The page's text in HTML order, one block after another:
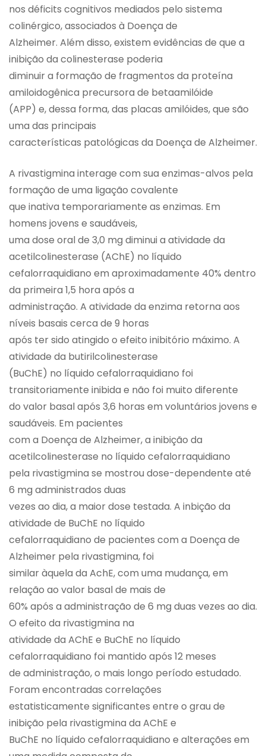
nos déficits cognitivos mediados pelo sistema
colinérgico, associados à Doença de
Alzheimer. Além disso, existem evidências de que a
inibição da colinesterase poderia
diminuir a formação de fragmentos da proteína
amiloidogênica precursora de betaamilóide
(APP) e, dessa forma, das placas amilóides, que são
uma das principais
características patológicas da Doença de Alzheimer.
A rivastigmina interage com sua enzimas-alvos pela
formação de uma ligação covalente
que inativa temporariamente as enzimas. Em
homens jovens e saudáveis,
uma dose oral de 3,0 mg diminui a atividade da
acetilcolinesterase (AChE) no líquido
cefalorraquidiano em aproximadamente 40% dentro
da primeira 1,5 hora após a
administração. A atividade da enzima retorna aos
níveis basais cerca de 9 horas
após ter sido atingido o efeito inibitório máximo. A
atividade da butirilcolinesterase
(BuChE) no líquido cefalorraquidiano foi
transitoriamente inibida e não foi muito diferente
do valor basal após 3,6 horas em voluntários jovens e
saudáveis. Em pacientes
com a Doença de Alzheimer, a inibição da
acetilcolinesterase no líquido cefalorraquidiano
pela rivastigmina se mostrou dose-dependente até
6 mg administrados duas
vezes ao dia, a maior dose testada. A inbição da
atividade de BuChE no líquido
cefalorraquidiano de pacientes com a Doença de
Alzheimer pela rivastigmina, foi
similar àquela da AchE, com uma mudança, em
relação ao valor basal de mais de
60% após a administração de 6 mg duas vezes ao dia.
O efeito da rivastigmina na
atividade da AChE e BuChE no líquido
cefalorraquidiano foi mantido após 12 meses
de administração, o mais longo período estudado.
Foram encontradas correlações
estatisticamente significantes entre o grau de
inibição pela rivastigmina da AChE e
BuChE no líquido cefalorraquidiano e alterações em